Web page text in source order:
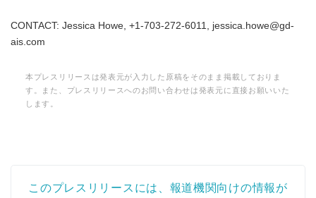
CONTACT: Jessica Howe, +1-703-272-6011, jessica.howe@gd-
ais.com
本プレスリリースは発表元が入力した原稿をそのまま掲載しておりま
す。また、プレスリリースへのお問い合わせは発表元に直接お願いいた
します。
このプレスリリースには、報道機関向けの情報が
English